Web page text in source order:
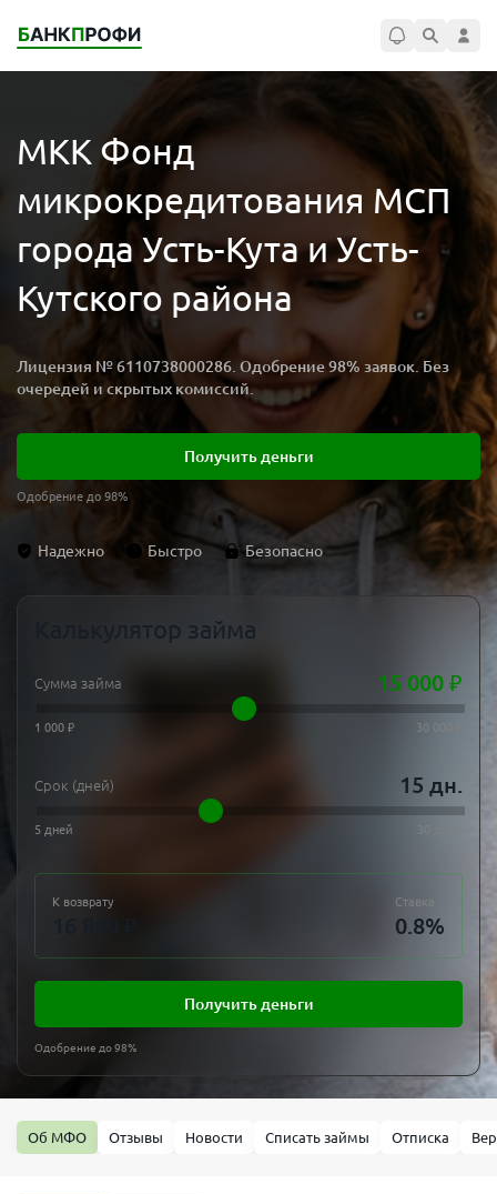
МКК Фонд
микрокредитования МСП
города Усть-Кута и Усть-
Кутского района
Лицензия № 6110738000286. Одобрение 98% заявок. Без
очередей и скрытых комиссий.
Получить деньги
Одобрение до 98%
Надежно Быстро Безопасно
Калькулятор займа
Сумма займа 15 000 ₽
1 000 ₽ 30 000 ₽
Срок (дней) 15 дн.
5 дней 30 дней
К возврату Ставка
0.8%
Получить деньги
Одобрение до 98%
Об МФО Отзывы Новости Списать займы Отписка